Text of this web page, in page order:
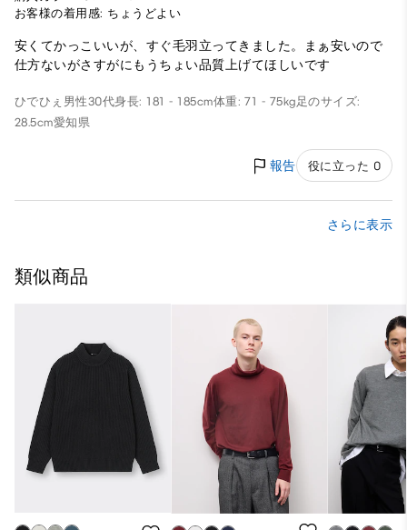
お客様の着用感: ちょうどよい
安くてかっこいいが、すぐ毛羽立ってきました。まぁ安いので
仕方ないがさすがにもうちょい品質上げてほしいです
ひでひぇ 男性30代身長: 181 - 185cm体重: 71 - 75kg足のサイズ:
28.5cm愛知県
報告 役に立った 0
さらに表示
類似商品